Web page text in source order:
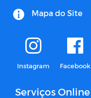
Mapa do Site
Instagram Facebook
Serviços Online